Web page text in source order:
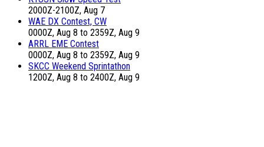
2000Z-2100Z, Aug 7
WAE DX Contest, CW
0000Z, Aug 8 to 2359Z, Aug 9
ARRL EME Contest
0000Z, Aug 8 to 2359Z, Aug 9
SKCC Weekend Sprintathon
1200Z, Aug 8 to 2400Z, Aug 9